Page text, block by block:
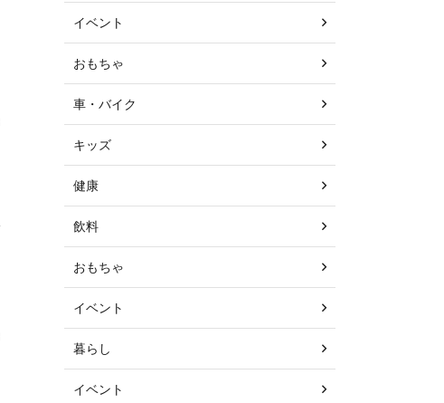
イベント
おもちゃ
車・バイク
キッズ
健康
飲料
おもちゃ
イベント
暮らし
イベント